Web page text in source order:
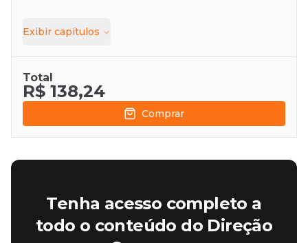
Exibir capítulos
Total
R$ 138,24
Comprar
Tenha acesso completo a
todo o conteúdo do Direção